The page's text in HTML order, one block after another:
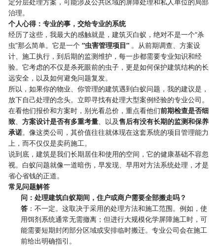
治理。
个人心得：专业的事，交给专业的系统
经历了这些，我最大的感触就是，建筑灭白蚁，绝对不是一个“杀
虫”那么简单。它是一个“虫害管理项目” ​ 。从前期调查、方案设
计、施工执行，到后期的监测维护，每一步都需要专业知识和经
验。它考虑的不仅是杀死眼前的虫子，更是如何保护建筑结构的长
远安全，以及如何避免问题复发。
所以，如果你的物业、你管理的建筑遇到白蚁问题，我的建议是，
放下自己处理的念头。立即寻找有处理大型案例经验的专业公司。
在看他们报价和方案时，别光看总价，重点看他们前期检查是否细
致、方案设计是否有多重考量、以及售后有没有长期的监测和保养
承诺。像这类公司，其价值往往就体现在这套系统的项目管理能力
上，而不仅仅是卖药施工。
说到底，建筑是我们长期居住和使用的空间，它的健康基础不容忽
视。白蚁问题就像一道暗伤，早发现、早用对方法系统处理，才是
省心省钱的正道。
常见问题解答
问：处理建筑白蚁期间，住户或商户需要全部搬走吗？
答 ：不一定。这取决于采用的处理方法和施工范围。例如，使
用饵剂系统通常无需撤离；但进行大规模化学屏障施工时，可
能需要短期封闭部分区域或安排临时搬迁。专业公司会在施工
前给出明确指引。